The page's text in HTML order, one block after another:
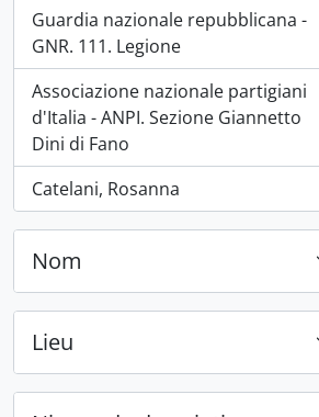
Guardia nazionale repubblicana -
GNR. 111. Legione
, 1 résultats
Associazione nazionale partigiani
d'Italia - ANPI. Sezione Giannetto
Dini di Fano
, 1 résultats
Catelani, Rosanna
, 1 résultats
Nom
Lieu